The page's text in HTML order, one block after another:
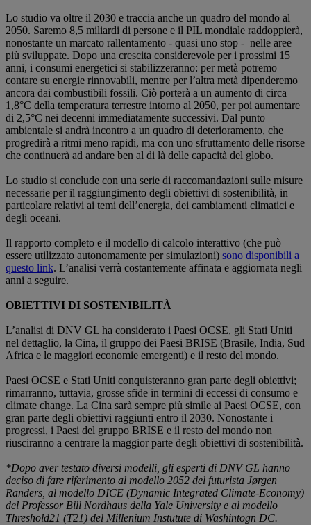
Lo studio va oltre il 2030 e traccia anche un quadro del mondo al
2050. Saremo 8,5 miliardi di persone e il PIL mondiale raddoppierà,
nonostante un marcato rallentamento - quasi uno stop - nelle aree
più sviluppate. Dopo una crescita considerevole per i prossimi 15
anni, i consumi energetici si stabilizzeranno: per metà potremo
contare su energie rinnovabili, mentre per l’altra metà dipenderemo
ancora dai combustibili fossili. Ciò porterà a un aumento di circa
1,8°C della temperatura terrestre intorno al 2050, per poi aumentare
di 2,5°C nei decenni immediatamente successivi. Dal punto
ambientale si andrà incontro a un quadro di deterioramento, che
progredirà a ritmi meno rapidi, ma con uno sfruttamento delle risorse
che continuerà ad andare ben al di là delle capacità del globo.
Lo studio si conclude con una serie di raccomandazioni sulle misure
necessarie per il raggiungimento degli obiettivi di sostenibilità, in
particolare relativi ai temi dell’energia, dei cambiamenti climatici e
degli oceani.
Il rapporto completo e il modello di calcolo interattivo (che può
essere utilizzato autonomamente per simulazioni) sono disponibili a
questo link. L’analisi verrà costantemente affinata e aggiornata negli
anni a seguire.
OBIETTIVI DI SOSTENIBILITÀ
L’analisi di DNV GL ha considerato i Paesi OCSE, gli Stati Uniti
nel dettaglio, la Cina, il gruppo dei Paesi BRISE (Brasile, India, Sud
Africa e le maggiori economie emergenti) e il resto del mondo.
Paesi OCSE e Stati Uniti conquisteranno gran parte degli obiettivi;
rimarranno, tuttavia, grosse sfide in termini di eccessi di consumo e
climate change. La Cina sarà sempre più simile ai Paesi OCSE, con
gran parte degli obiettivi raggiunti entro il 2030. Nonostante i
progressi, i Paesi del gruppo BRISE e il resto del mondo non
riusciranno a centrare la maggior parte degli obiettivi di sostenibilità.
*Dopo aver testato diversi modelli, gli esperti di DNV GL hanno
deciso di fare riferimento al modello 2052 del futurista Jørgen
Randers, al modello DICE (Dynamic Integrated Climate-Economy)
del Professor Bill Nordhaus della Yale University e al modello
Threshold21 (T21) del Millenium Instutute di Washintogn DC.